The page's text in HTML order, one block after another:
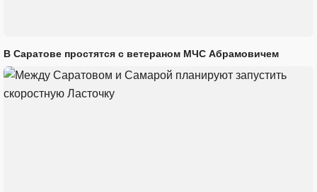
В Саратове простятся с ветераном МЧС Абрамовичем